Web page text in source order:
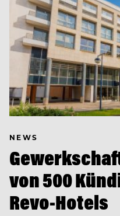
NEWS
von 500
Revo-Hotels